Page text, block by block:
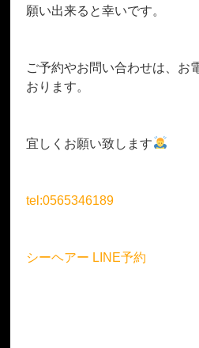
願い出来ると幸いです。
ご予約やお問い合わせは、お
おります。
宜しくお願い致します
tel:0565346189
シーヘアー LINE予約